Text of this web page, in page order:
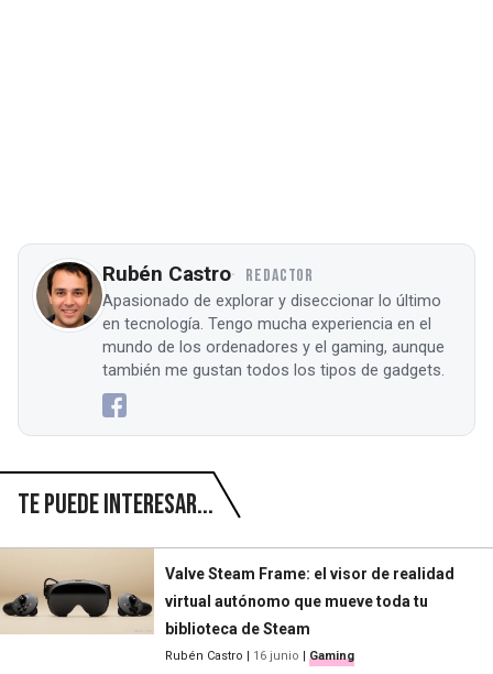
Rubén Castro REDACTOR
Apasionado de explorar y diseccionar lo último
en tecnología. Tengo mucha experiencia en el
mundo de los ordenadores y el gaming, aunque
también me gustan todos los tipos de gadgets.
Te puede interesar...
Valve Steam Frame: el visor de realidad
virtual autónomo que mueve toda tu
biblioteca de Steam
Rubén Castro | 16 junio | Gaming